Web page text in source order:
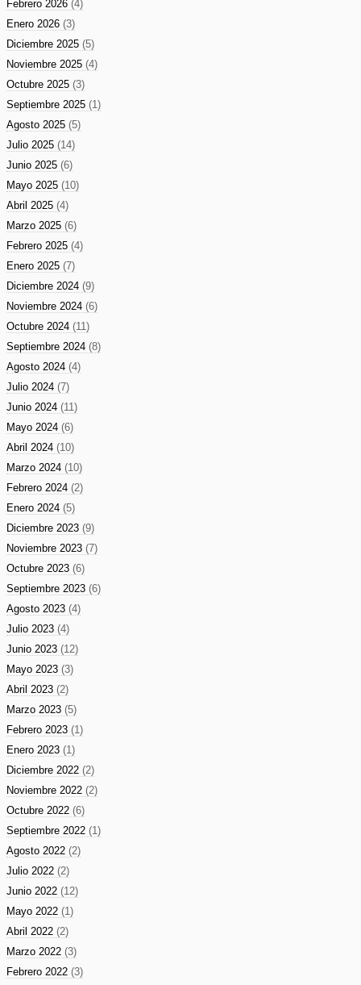
Febrero 2026 (4)
Enero 2026 (3)
Diciembre 2025 (5)
Noviembre 2025 (4)
Octubre 2025 (3)
Septiembre 2025 (1)
Agosto 2025 (5)
Julio 2025 (14)
Junio 2025 (6)
Mayo 2025 (10)
Abril 2025 (4)
Marzo 2025 (6)
Febrero 2025 (4)
Enero 2025 (7)
Diciembre 2024 (9)
Noviembre 2024 (6)
Octubre 2024 (11)
Septiembre 2024 (8)
Agosto 2024 (4)
Julio 2024 (7)
Junio 2024 (11)
Mayo 2024 (6)
Abril 2024 (10)
Marzo 2024 (10)
Febrero 2024 (2)
Enero 2024 (5)
Diciembre 2023 (9)
Noviembre 2023 (7)
Octubre 2023 (6)
Septiembre 2023 (6)
Agosto 2023 (4)
Julio 2023 (4)
Junio 2023 (12)
Mayo 2023 (3)
Abril 2023 (2)
Marzo 2023 (5)
Febrero 2023 (1)
Enero 2023 (1)
Diciembre 2022 (2)
Noviembre 2022 (2)
Octubre 2022 (6)
Septiembre 2022 (1)
Agosto 2022 (2)
Julio 2022 (2)
Junio 2022 (12)
Mayo 2022 (1)
Abril 2022 (2)
Marzo 2022 (3)
Febrero 2022 (3)